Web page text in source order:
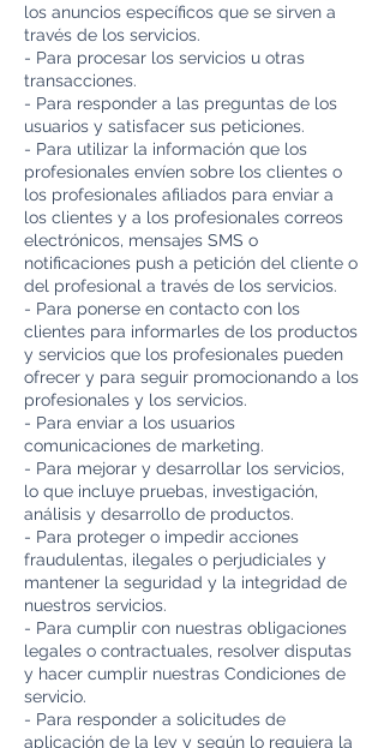
los anuncios específicos que se sirven a
través de los servicios.
- Para procesar los servicios u otras
transacciones.
- Para responder a las preguntas de los
usuarios y satisfacer sus peticiones.
- Para utilizar la información que los
profesionales envíen sobre los clientes o
los profesionales afiliados para enviar a
los clientes y a los profesionales correos
electrónicos, mensajes SMS o
notificaciones push a petición del cliente o
del profesional a través de los servicios.
- Para ponerse en contacto con los
clientes para informarles de los productos
y servicios que los profesionales pueden
ofrecer y para seguir promocionando a los
profesionales y los servicios.
- Para enviar a los usuarios
comunicaciones de marketing.
- Para mejorar y desarrollar los servicios,
lo que incluye pruebas, investigación,
análisis y desarrollo de productos.
- Para proteger o impedir acciones
fraudulentas, ilegales o perjudiciales y
mantener la seguridad y la integridad de
nuestros servicios.
- Para cumplir con nuestras obligaciones
legales o contractuales, resolver disputas
y hacer cumplir nuestras Condiciones de
servicio.
- Para responder a solicitudes de
aplicación de la ley y según lo requiera la